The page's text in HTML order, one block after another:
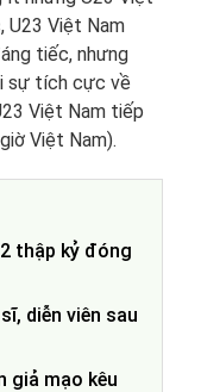
U23 Việt Nam
tiếc, nhưng
sự tích cực về
Việt Nam tiếp
Việt Nam).
thập kỷ đóng
diễn viên sau
giả mạo kêu